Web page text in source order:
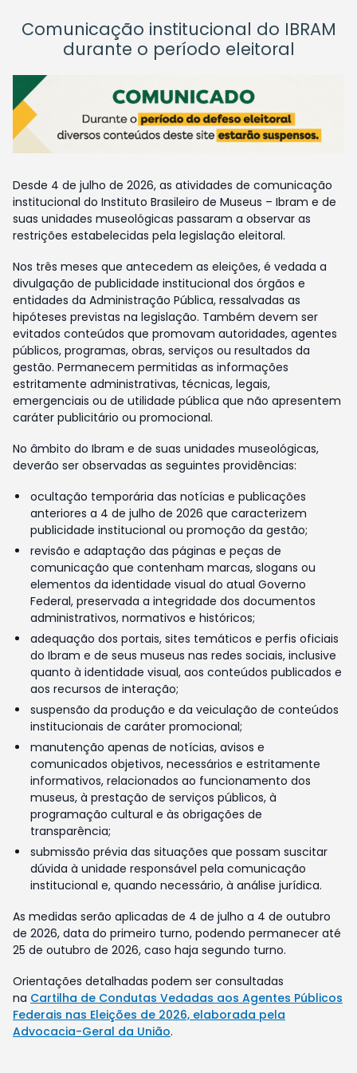
Comunicação institucional do IBRAM
durante o período eleitoral
Desde 4 de julho de 2026, as atividades de comunicação
institucional do Instituto Brasileiro de Museus – Ibram e de
suas unidades museológicas passaram a observar as
restrições estabelecidas pela legislação eleitoral.
Nos três meses que antecedem as eleições, é vedada a
divulgação de publicidade institucional dos órgãos e
entidades da Administração Pública, ressalvadas as
hipóteses previstas na legislação. Também devem ser
evitados conteúdos que promovam autoridades, agentes
públicos, programas, obras, serviços ou resultados da
gestão. Permanecem permitidas as informações
estritamente administrativas, técnicas, legais,
emergenciais ou de utilidade pública que não apresentem
caráter publicitário ou promocional.
No âmbito do Ibram e de suas unidades museológicas,
deverão ser observadas as seguintes providências:
ocultação temporária das notícias e publicações
anteriores a 4 de julho de 2026 que caracterizem
publicidade institucional ou promoção da gestão;
revisão e adaptação das páginas e peças de
comunicação que contenham marcas, slogans ou
elementos da identidade visual do atual Governo
Federal, preservada a integridade dos documentos
administrativos, normativos e históricos;
adequação dos portais, sites temáticos e perfis oficiais
do Ibram e de seus museus nas redes sociais, inclusive
quanto à identidade visual, aos conteúdos publicados e
aos recursos de interação;
suspensão da produção e da veiculação de conteúdos
institucionais de caráter promocional;
manutenção apenas de notícias, avisos e
comunicados objetivos, necessários e estritamente
informativos, relacionados ao funcionamento dos
museus, à prestação de serviços públicos, à
programação cultural e às obrigações de
transparência;
submissão prévia das situações que possam suscitar
dúvida à unidade responsável pela comunicação
institucional e, quando necessário, à análise jurídica.
As medidas serão aplicadas de 4 de julho a 4 de outubro
de 2026, data do primeiro turno, podendo permanecer até
25 de outubro de 2026, caso haja segundo turno.
Orientações detalhadas podem ser consultadas
na Cartilha de Condutas Vedadas aos Agentes Públicos
Federais nas Eleições de 2026, elaborada pela
Advocacia-Geral da União.